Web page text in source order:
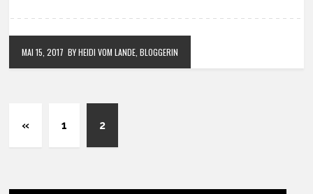
MAI 15, 2017 BY HEIDI VOM LANDE, BLOGGERIN
« 1 2